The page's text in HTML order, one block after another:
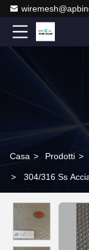
Casa > Prodotti >
> 304/316 Ss